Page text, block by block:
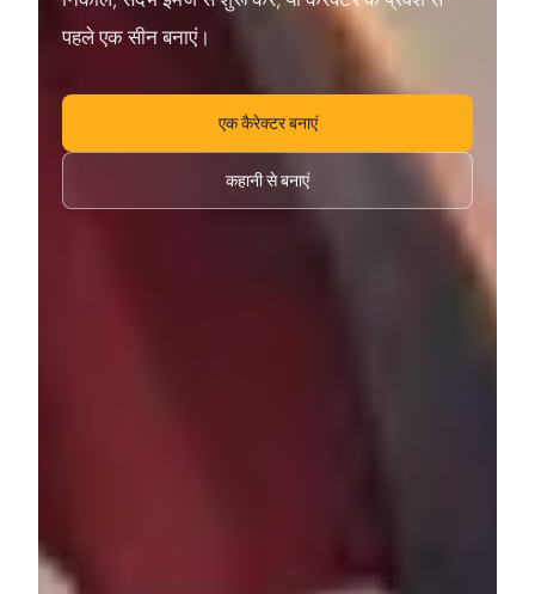
पहले एक सीन बनाएं।
एक कैरेक्टर बनाएं
कहानी से बनाएं